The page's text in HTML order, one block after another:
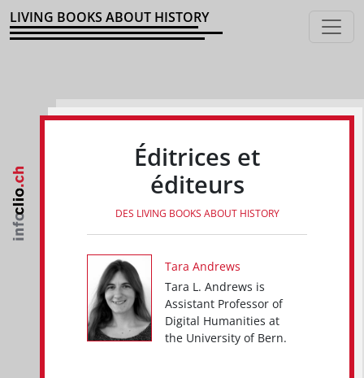
LIVING BOOKS ABOUT HISTORY
Éditrices et
éditeurs
DES LIVING BOOKS ABOUT HISTORY
Tara Andrews
Tara L. Andrews is
Assistant Professor of
Digital Humanities at
the University of Bern.